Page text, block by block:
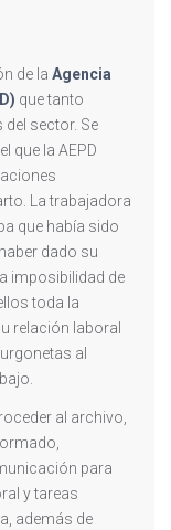
de la Agencia
que tanto
sector. Se
que la AEPD
La trabajadora
que había sido
dado su
imposibilidad de
toda la
relación laboral
al
al archivo,
para
y tareas
además de